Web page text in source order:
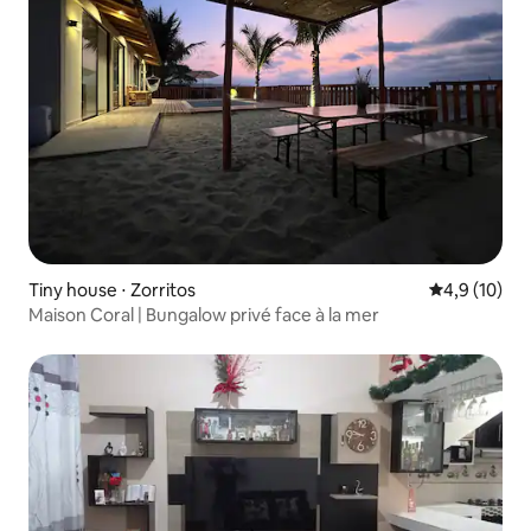
Tiny house ⋅ Zorritos Évaluation
4,9 (10)
Maison Coral | Bungalow privé face à la mer